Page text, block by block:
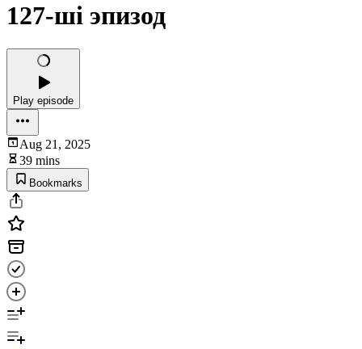
127-ші эпизод
Play episode
Aug 21, 2025
39 mins
Bookmarks